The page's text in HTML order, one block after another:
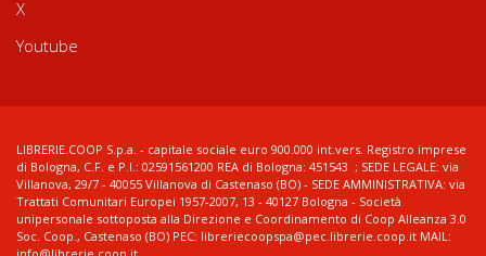
X
Youtube
LIBRERIE.COOP S.p.a. - capitale sociale euro 900.000 int.vers. Registro imprese
di Bologna, C.F. e P.I.: 02591561200 REA di Bologna: 451543 ; SEDE LEGALE: via
Villanova, 29/7 - 40055 Villanova di Castenaso (BO) - SEDE AMMINISTRATIVA: via
Trattati Comunitari Europei 1957-2007, 13 - 40127 Bologna - Società
unipersonale sottoposta alla Direzione e Coordinamento di Coop Alleanza 3.0
Soc. Coop., Castenaso (BO) PEC: libreriecoopspa@pec.librerie.coop.it MAIL: